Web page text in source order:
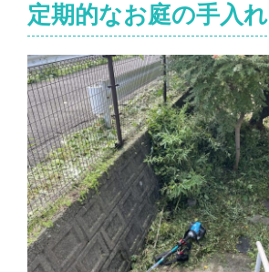
定期的なお庭の手入れ